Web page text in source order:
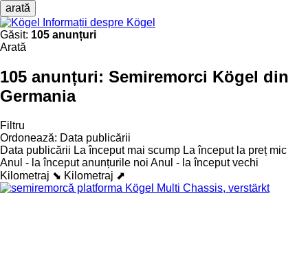
arată
Informații despre Kögel
Găsit: 105 anunțuri
Arată
105 anunțuri: Semiremorci Kögel din
Germania
Filtru
Ordonează: Data publicării
Data publicării La început mai scump La început la preț mic
Anul - la început anunțurile noi Anul - la început vechi
Kilometraj ⬊ Kilometraj ⬈